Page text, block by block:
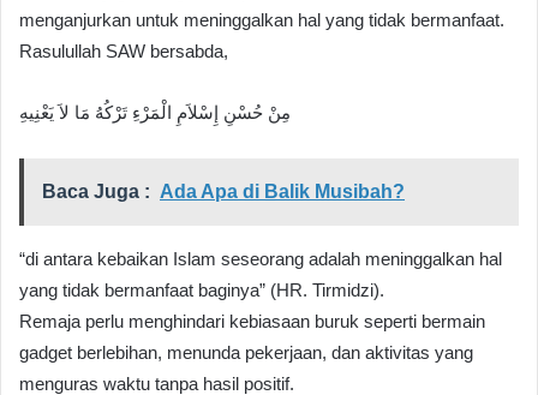
menganjurkan untuk meninggalkan hal yang tidak bermanfaat.
Rasulullah SAW bersabda,
مِنْ حُسْنِ إِسْلاَمِ الْمَرْءِ تَرْكُهُ مَا لاَ يَعْنِيهِ
Baca Juga : Ada Apa di Balik Musibah?
“di antara kebaikan Islam seseorang adalah meninggalkan hal
yang tidak bermanfaat baginya” (HR. Tirmidzi).
Remaja perlu menghindari kebiasaan buruk seperti bermain
gadget berlebihan, menunda pekerjaan, dan aktivitas yang
menguras waktu tanpa hasil positif.